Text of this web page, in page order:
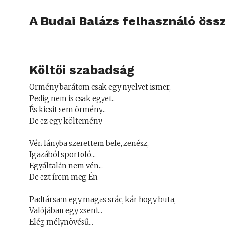
A Budai Balázs felhasználó
Költői szabadság
Örmény barátom csak egy nyelvet ismer,
Pedig nem is csak egyet..
És kicsit sem örmény...
De ez egy költemény
Vén lányba szerettem bele, zenész,
Igazából sportoló...
Egyáltalán nem vén...
De ezt írom meg Én
Padtársam egy magas srác, kár hogy buta,
Valójában egy zseni...
Elég mélynövésű...